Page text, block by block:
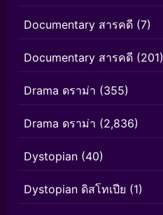
Documentary สารคดี (7)
Documentary สารคดี (201)
Drama ดราม่า (355)
Drama ดราม่า (2,836)
Dystopian (40)
Dystopian ดิสโทเปีย (1)